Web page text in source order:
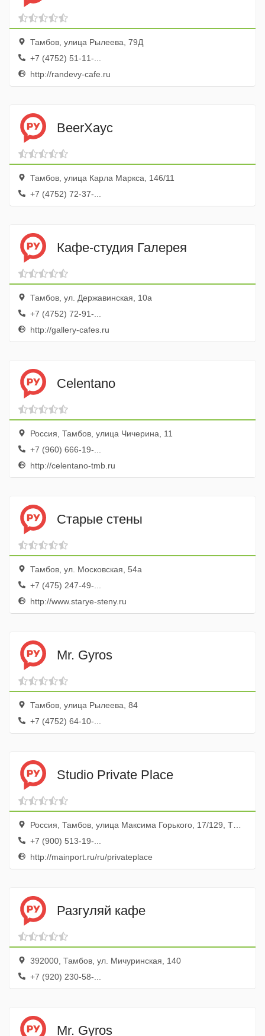
Тамбов, улица Рылеева, 79Д
+7 (4752) 51-11-...
http://randevy-cafe.ru
BeerХаус
Тамбов, улица Карла Маркса, 146/11
+7 (4752) 72-37-...
Кафе-студия Галерея
Тамбов, ул. Державинская, 10а
+7 (4752) 72-91-...
http://gallery-cafes.ru
Celentano
Россия, Тамбов, улица Чичерина, 11
+7 (960) 666-19-...
http://celentano-tmb.ru
Старые стены
Тамбов, ул. Московская, 54а
+7 (475) 247-49-...
http://www.starye-steny.ru
Mr. Gyros
Тамбов, улица Рылеева, 84
+7 (4752) 64-10-...
Studio Private Place
Россия, Тамбов, улица Максима Горького, 17/129, ТЦ Галерея, эт. 3
+7 (900) 513-19-...
http://mainport.ru/ru/privateplace
Разгуляй кафе
392000, Тамбов, ул. Мичуринская, 140
+7 (920) 230-58-...
Mr. Gyros